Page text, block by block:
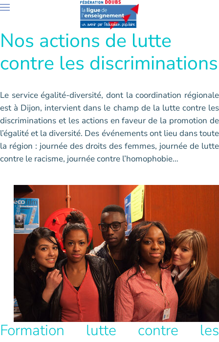
Accéder au contenu principal
Nos actions de lutte
contre les discriminations
Le service égalité-diversité, dont la coordination régionale
est à Dijon, intervient dans le champ de la lutte contre les
discriminations et les actions en faveur de la promotion de
l’égalité et la diversité. Des événements ont lieu dans toute
la région : journée des droits des femmes, journée de lutte
contre le racisme, journée contre l’homophobie…
Formation lutte contre les